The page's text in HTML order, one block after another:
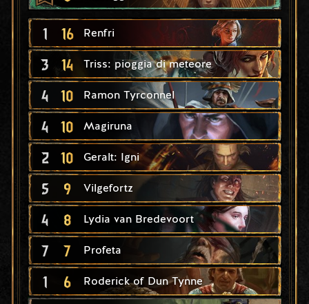
1 16 Renfri
3 14 Triss: pioggia di meteore
4 10 Ramon Tyrconnel
4 10 Magiruna
2 10 Geralt: Igni
5 9 Vilgefortz
4 8 Lydia van Bredevoort
7 7 Profeta
1 6 Roderick of Dun Tynne